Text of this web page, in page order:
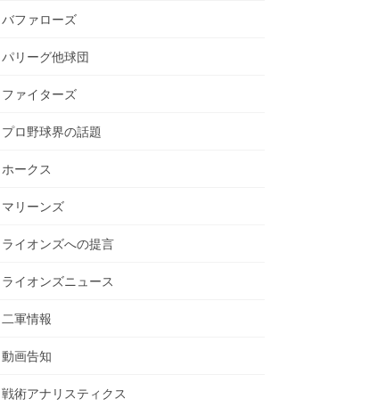
バファローズ
パリーグ他球団
ファイターズ
プロ野球界の話題
ホークス
マリーンズ
ライオンズへの提言
ライオンズニュース
二軍情報
動画告知
戦術アナリスティクス